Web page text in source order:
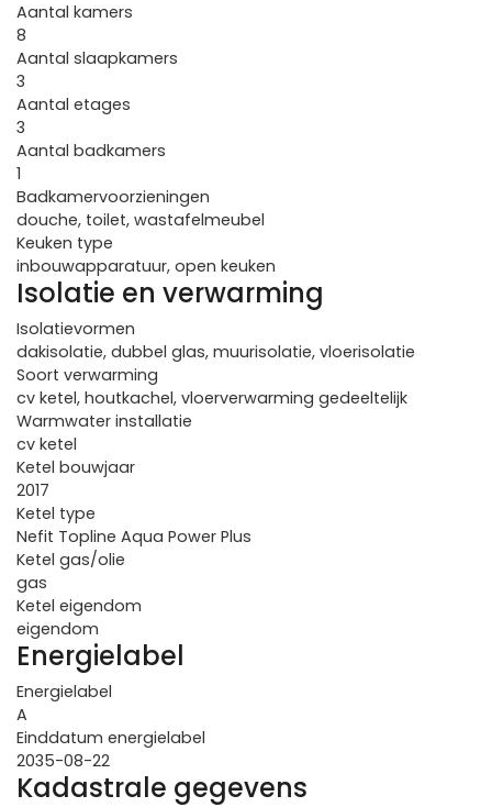
Aantal kamers
8
Aantal slaapkamers
3
Aantal etages
3
Aantal badkamers
1
Badkamervoorzieningen
douche, toilet, wastafelmeubel
Keuken type
inbouwapparatuur, open keuken
Isolatie en verwarming
Isolatievormen
dakisolatie, dubbel glas, muurisolatie, vloerisolatie
Soort verwarming
cv ketel, houtkachel, vloerverwarming gedeeltelijk
Warmwater installatie
cv ketel
Ketel bouwjaar
2017
Ketel type
Nefit Topline Aqua Power Plus
Ketel gas/olie
gas
Ketel eigendom
eigendom
Energielabel
Energielabel
A
Einddatum energielabel
2035-08-22
Kadastrale gegevens